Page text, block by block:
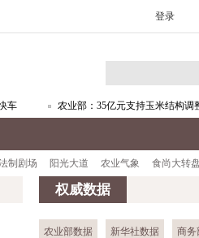
登录
农业部：35亿元支持玉米结构调整
制剧场 阳光大道 农业气象 食尚大转盘
权威数据
农业部数据 新华社数据 商务